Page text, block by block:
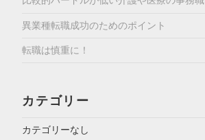
異業種転職成功のためのポイント
転職は慎重に！
カテゴリー
カテゴリーなし